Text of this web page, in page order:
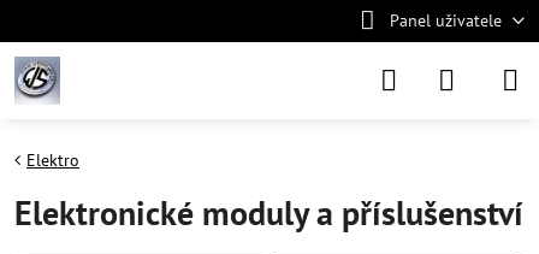
Panel uživatele
Elektro
Elektronické moduly a příslušenství